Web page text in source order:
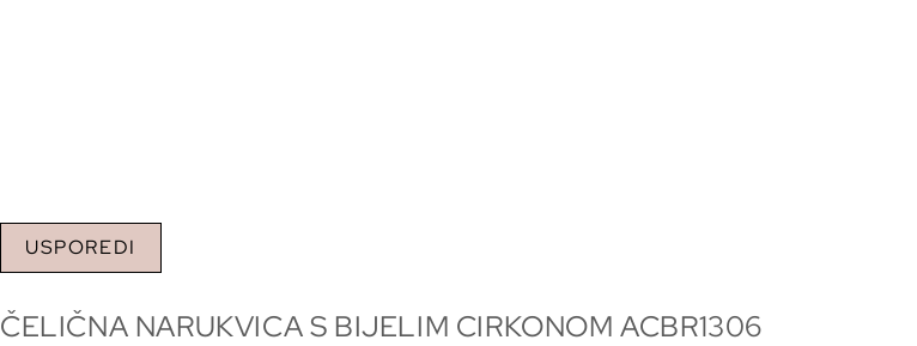
USPOREDI
ČELIČNA NARUKVICA S BIJELIM CIRKONOM ACBR1306